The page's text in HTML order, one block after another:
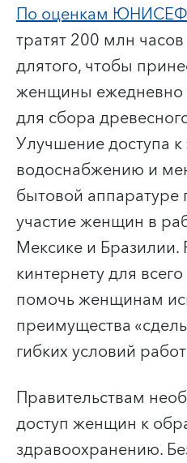
По оценкам ЮНИСЕФ
тратят 200 млн
длятого, чтобы
женщины ежедневно
для сбора
Улучшение доступа
водоснабжению и
бытовой
участие женщин в
Мексике и
кинтернету для
помочь женщинам
преимущества
гибких условий
Правительствам
доступ женщин к
здравоохранению.